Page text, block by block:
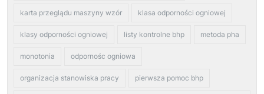
karta przeglądu maszyny wzór klasa odporności ogniowej
klasy odporności ogniowej listy kontrolne bhp metoda pha
monotonia odpornośc ogniowa
organizacja stanowiska pracy pierwsza pomoc bhp